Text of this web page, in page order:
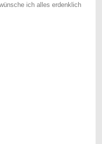
ich alles erdenklich